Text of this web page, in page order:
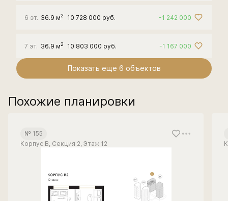
6 эт. 36.9 м2 10 728 000 руб. -1 242 000
7 эт. 36.9 м2 10 803 000 руб. -1 167 000
Показать еще 6 объектов
Похожие планировки
№ 155
Корпус В, Секция 2, Этаж 12